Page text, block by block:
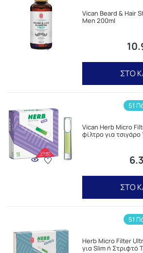
Vican Beard & Hair
Men 200ml
ΣΤΟ
51
Vican Herb Micro
φίλτρο για τσιγάρο
ΣΤΟ
51
Herb Micro Filter
για Slim ή Στριφτό